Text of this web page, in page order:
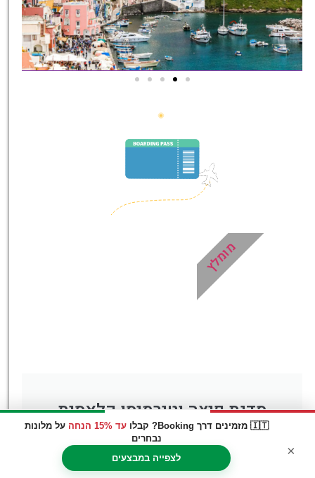
🇮🇹 מזמינים דרך Booking? קבלו עד 15% הנחה
על מלונות
נבחרים
לצפייה במבצעים
×
הדרכה מקצועית ואינפורמטיבית
במיוחד עבורכם!
לחצו פה!
סדנת פיצה וטירמיסו קלאסית
בנאפולי!
סדנת הבישול הכי חמה וטעימה באיטליה - אל
מומלץ